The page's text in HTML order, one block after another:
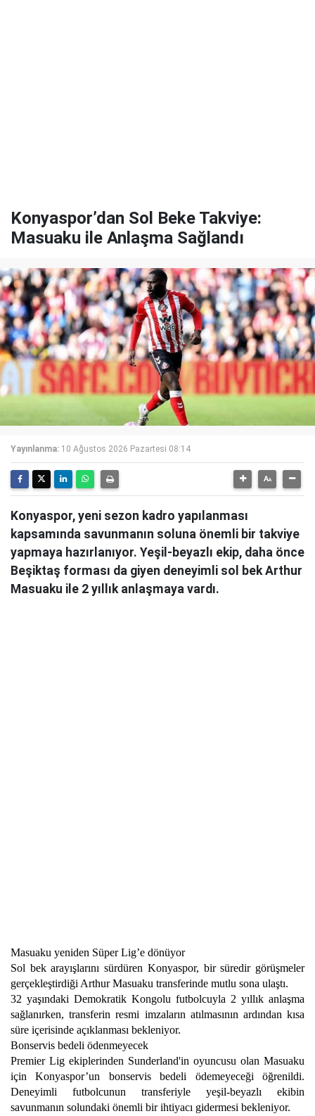
Konyaspor’dan Sol Beke Takviye:
Masuaku ile Anlaşma Sağlandı
Yayınlanma: 10 Ağustos 2026 Pazartesi 08:14
Konyaspor, yeni sezon kadro yapılanması
kapsamında savunmanın soluna önemli bir takviye
yapmaya hazırlanıyor. Yeşil-beyazlı ekip, daha önce
Beşiktaş forması da giyen deneyimli sol bek Arthur
Masuaku ile 2 yıllık anlaşmaya vardı.
Masuaku yeniden Süper Lig’e dönüyor
Sol bek arayışlarını sürdüren Konyaspor, bir süredir görüşmeler
gerçekleştirdiği Arthur Masuaku transferinde mutlu sona ulaştı.
32 yaşındaki Demokratik Kongolu futbolcuyla 2 yıllık anlaşma
sağlanırken, transferin resmi imzaların atılmasının ardından kısa
süre içerisinde açıklanması bekleniyor.
Bonservis bedeli ödenmeyecek
Premier Lig ekiplerinden Sunderland'in oyuncusu olan Masuaku
için Konyaspor’un bonservis bedeli ödemeyeceği öğrenildi.
Deneyimli futbolcunun transferiyle yeşil-beyazlı ekibin
savunmanın solundaki önemli bir ihtiyacı gidermesi bekleniyor.